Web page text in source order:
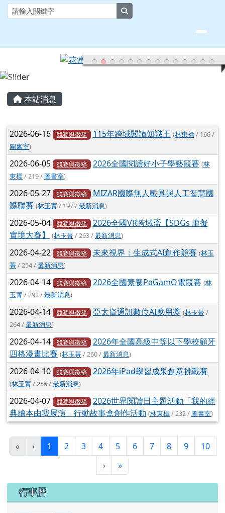
跳至主內容區
花蓮縣大榮國小全球資訊網
主內容區域
本站消息
文章列表
2026-06-16 競賽與徵稿 115年跨域閱讀知識王 (林東標/ 166 /
圖書室)
2026-06-05 競賽與徵稿 2026全國閱讀好小子學藝競賽 (林
東標/ 219 / 圖書室)
2026-05-27 競賽與徵稿
MIZAR國際無人載具與人工智慧國
際聯賽 (林玉菁/ 197 /最新消息)
2026-05-04 競賽與徵稿
2026全國VR跨域盃【SDGs 虛擬
實境大賽】
(林玉菁/ 263 /最新消息)
2026-04-22 競賽與徵稿 未來視界：生成式AI創作競賽 (林玉
菁/ 254 /最新消息)
2026-04-14 競賽與徵稿 2026全國素養PaGamO電競賽 (林
玉菁/ 292 /最新消息)
2026-04-14 競賽與徵稿 亞太資通訊數位AI應用獎 (林玉菁/
264 /最新消息)
2026-04-14 競賽與徵稿
2026年全國高級中等以下學校顧牙
四格漫畫比賽 (林玉菁/ 260 /最新消息)
2026-04-10 競賽與徵稿 2026年iPad學習成果創意挑戰賽
(林玉菁/ 256 /最新消息)
2026-04-07 競賽與徵稿
2026世界閱讀日主題活動「我的經
典繪本由我展演」行動故事盒創作活動 (林東標/ 232 / 圖書室)
« ‹ 1 (目前頁次)
2 3 4 5 6 7 8 9
10
›下一頁
»最後頁
下中區域內容
行事曆
頁尾區域